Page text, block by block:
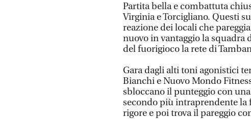
Partita bella e combattuta
Virginia e Torcigliano. Questi
reazione dei locali che
nuovo in vantaggio la squadra
del fuorigioco la rete di
Gara dagli alti toni agonistici
Bianchi e Nuovo Mondo
sbloccano il punteggio con
secondo più intraprendente la
rigore e poi trova il pareggio